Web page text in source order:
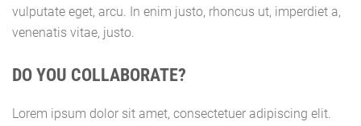
vulputate eget, arcu. In enim justo, rhoncus ut, imperdiet a,
venenatis vitae, justo.
DO YOU COLLABORATE?
Lorem ipsum dolor sit amet, consectetuer adipiscing elit.